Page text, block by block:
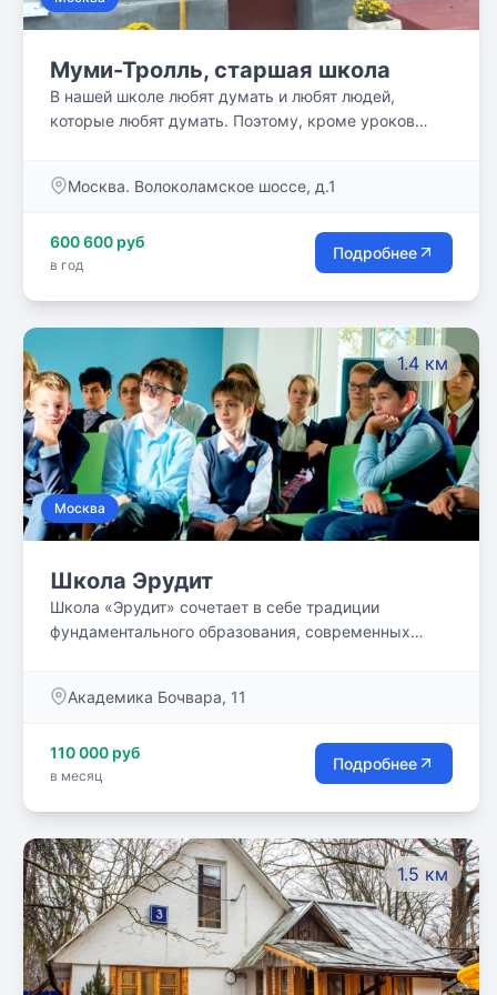
Муми-Тролль, старшая школа
В нашей школе любят думать и любят людей,
которые любят думать. Поэтому, кроме уроков
встречи с профессионалами в разных областях,
совместные походы в театры и на выставки,
киноклуб…
Москва. Волоколамское шоссе, д.1
600 600 руб
в год
Подробнее
1.4 км
Москва
Школа Эрудит
Школа «Эрудит» сочетает в себе традиции
фундаментального образования, современных
Академика Бочвара, 11
110 000 руб
в месяц
Подробнее
1.5 км